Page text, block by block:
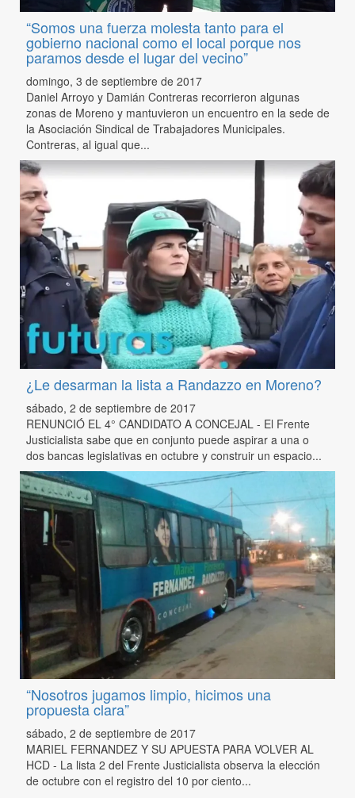
“Somos una fuerza molesta tanto para el
gobierno nacional como el local porque nos
paramos desde el lugar del vecino”
domingo, 3 de septiembre de 2017
Daniel Arroyo y Damián Contreras recorrieron algunas
zonas de Moreno y mantuvieron un encuentro en la sede de
la Asociación Sindical de Trabajadores Municipales.
Contreras, al igual que...
¿Le desarman la lista a Randazzo en Moreno?
sábado, 2 de septiembre de 2017
RENUNCIÓ EL 4° CANDIDATO A CONCEJAL - El Frente
Justicialista sabe que en conjunto puede aspirar a una o
dos bancas legislativas en octubre y construir un espacio...
“Nosotros jugamos limpio, hicimos una
propuesta clara”
sábado, 2 de septiembre de 2017
MARIEL FERNANDEZ Y SU APUESTA PARA VOLVER AL
HCD - La lista 2 del Frente Justicialista observa la elección
de octubre con el registro del 10 por ciento...